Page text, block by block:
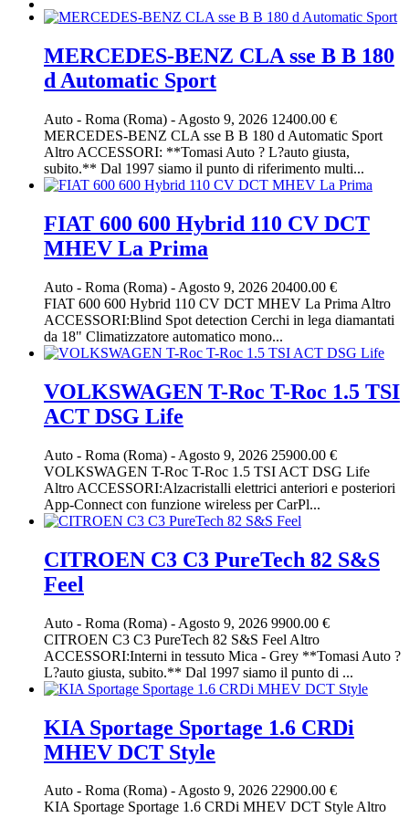
MERCEDES-BENZ CLA sse B B 180
d Automatic Sport
Auto - Roma (Roma) - Agosto 9, 2026 12400.00 €
MERCEDES-BENZ CLA sse B B 180 d Automatic Sport
Altro ACCESSORI: **Tomasi Auto ? L?auto giusta,
subito.** Dal 1997 siamo il punto di riferimento multi...
FIAT 600 600 Hybrid 110 CV DCT
MHEV La Prima
Auto - Roma (Roma) - Agosto 9, 2026 20400.00 €
FIAT 600 600 Hybrid 110 CV DCT MHEV La Prima Altro
ACCESSORI:Blind Spot detection Cerchi in lega diamantati
da 18" Climatizzatore automatico mono...
VOLKSWAGEN T-Roc T-Roc 1.5 TSI
ACT DSG Life
Auto - Roma (Roma) - Agosto 9, 2026 25900.00 €
VOLKSWAGEN T-Roc T-Roc 1.5 TSI ACT DSG Life
Altro ACCESSORI:Alzacristalli elettrici anteriori e posteriori
App-Connect con funzione wireless per CarPl...
CITROEN C3 C3 PureTech 82 S&S
Feel
Auto - Roma (Roma) - Agosto 9, 2026 9900.00 €
CITROEN C3 C3 PureTech 82 S&S Feel Altro
ACCESSORI:Interni in tessuto Mica - Grey **Tomasi Auto ?
L?auto giusta, subito.** Dal 1997 siamo il punto di ...
KIA Sportage Sportage 1.6 CRDi
MHEV DCT Style
Auto - Roma (Roma) -Agosto 9, 2026 22900.00 €
KIA Sportage Sportage 1.6 CRDi MHEV DCT Style Altro